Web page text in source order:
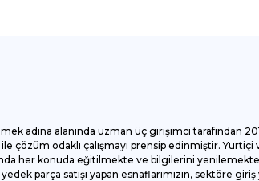
adına alanında uzman üç girişimci tarafından
odaklı çalışmayı prensip edinmiştir. Yurtiçi
her konuda eğitilmekte ve bilgilerini
parça satışı yapan esnaflarımızın, sektöre giriş